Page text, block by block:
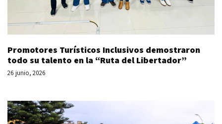
Promotores Turísticos Inclusivos demostraron
todo su talento en la “Ruta del Libertador”
26 junio, 2026